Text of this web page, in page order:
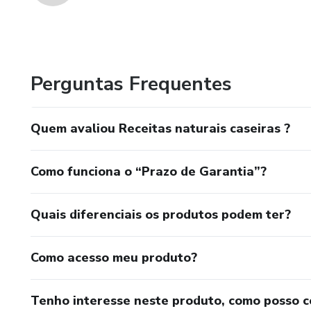
Perguntas Frequentes
Quem avaliou Receitas naturais caseiras ?
Como funciona o “Prazo de Garantia”?
Quais diferenciais os produtos podem ter?
Como acesso meu produto?
Tenho interesse neste produto, como posso